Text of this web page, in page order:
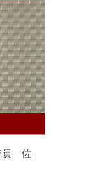
員 佐